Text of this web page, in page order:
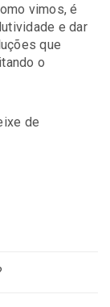
vimos, é
e dar
que
o
de